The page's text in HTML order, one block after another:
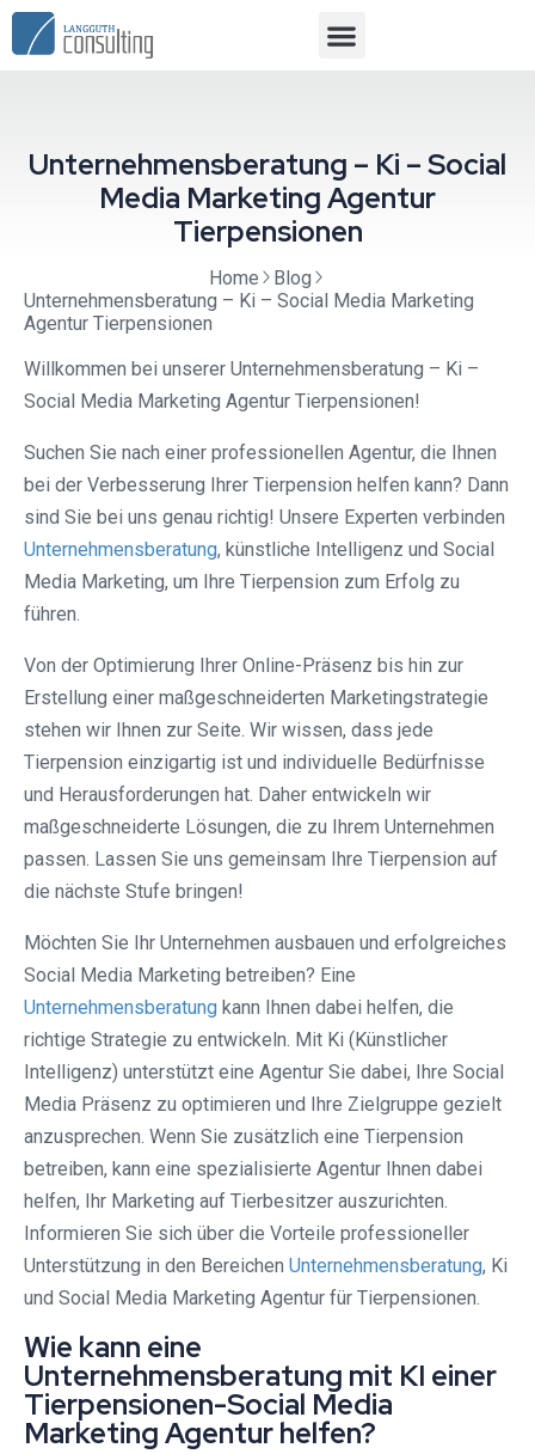
Unternehmensberatung – Ki – Social
Media Marketing Agentur
Tierpensionen
Home
Blog
Unternehmensberatung – Ki – Social Media Marketing
Agentur Tierpensionen
Willkommen bei unserer Unternehmensberatung – Ki –
Social Media Marketing Agentur Tierpensionen!
Suchen Sie nach einer professionellen Agentur, die Ihnen
bei der Verbesserung Ihrer Tierpension helfen kann? Dann
sind Sie bei uns genau richtig! Unsere Experten verbinden
Unternehmensberatung, künstliche Intelligenz und Social
Media Marketing, um Ihre Tierpension zum Erfolg zu
führen.
Von der Optimierung Ihrer Online-Präsenz bis hin zur
Erstellung einer maßgeschneiderten Marketingstrategie
stehen wir Ihnen zur Seite. Wir wissen, dass jede
Tierpension einzigartig ist und individuelle Bedürfnisse
und Herausforderungen hat. Daher entwickeln wir
maßgeschneiderte Lösungen, die zu Ihrem Unternehmen
passen. Lassen Sie uns gemeinsam Ihre Tierpension auf
die nächste Stufe bringen!
Möchten Sie Ihr Unternehmen ausbauen und erfolgreiches
Social Media Marketing betreiben? Eine
Unternehmensberatung kann Ihnen dabei helfen, die
richtige Strategie zu entwickeln. Mit Ki (Künstlicher
Intelligenz) unterstützt eine Agentur Sie dabei, Ihre Social
Media Präsenz zu optimieren und Ihre Zielgruppe gezielt
anzusprechen. Wenn Sie zusätzlich eine Tierpension
betreiben, kann eine spezialisierte Agentur Ihnen dabei
helfen, Ihr Marketing auf Tierbesitzer auszurichten.
Informieren Sie sich über die Vorteile professioneller
Unterstützung in den Bereichen Unternehmensberatung, Ki
und Social Media Marketing Agentur für Tierpensionen.
Wie kann eine
Unternehmensberatung mit KI einer
Tierpensionen-Social Media
Marketing Agentur helfen?